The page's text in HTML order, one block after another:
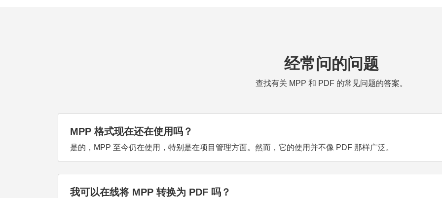
经常问的问题
查找有关 MPP 和 PDF 的常见问题的答案。
MPP 格式现在还在使用吗？
是的，MPP 至今仍在使用，特别是在项目管理方面。然而，它的使用并不像 PDF 那样广泛。
我可以在线将 MPP 转换为 PDF 吗？